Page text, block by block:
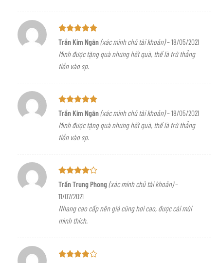
Được xếp
hạng55
sao
Trần Kim Ngân(xác minh chủ tài khoản)–18/05/2021
Mình được tặng quà nhưng hết quà, thế là trừ thẳng
tiền vào sp.
Được xếp
hạng55
sao
Trần Kim Ngân(xác minh chủ tài khoản)–18/05/2021
Mình được tặng quà nhưng hết quà, thế là trừ thẳng
tiền vào sp.
Được
xếp hạng
45 sao
Trần Trung Phong(xác minh chủ tài khoản)–
11/07/2021
Nhang cao cấp nên giá cũng hơi cao, được cái mùi
mình thích.